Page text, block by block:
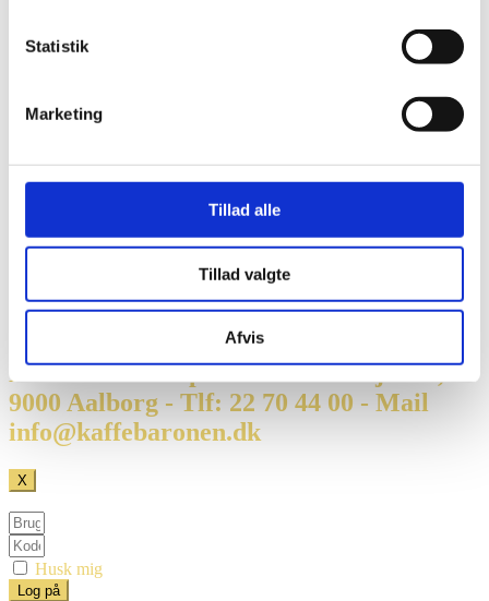
Statistik
Marketing
Tillad alle
Tillad valgte
Afvis
Varenummer
My account
Shopping
Facts om kaffe
Kaffebaronen ApS - Gasværksvej 30K,
9000 Aalborg - Tlf: 22 70 44 00 - Mail
info@kaffebaronen.dk
X
Husk mig
Log på